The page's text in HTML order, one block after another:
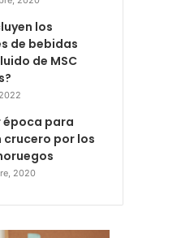
los
de bebidas
de MSC
época para
crucero por los
2020